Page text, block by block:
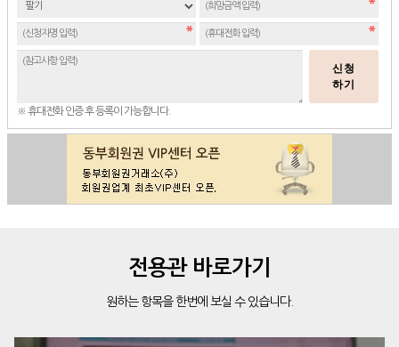
신청
하기
※ 휴대전화 인증 후 등록이 가능합니다.
전용관 바로가기
원하는 항목을 한번에 보실 수 있습니다.